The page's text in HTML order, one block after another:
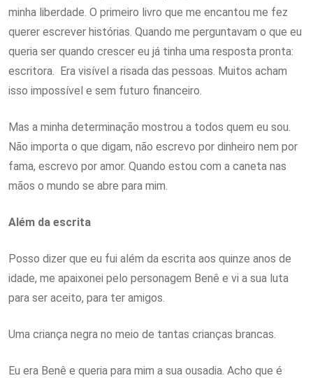
minha liberdade. O primeiro livro que me encantou me fez
querer escrever histórias. Quando me perguntavam o que eu
queria ser quando crescer eu já tinha uma resposta pronta:
escritora. Era visível a risada das pessoas. Muitos acham
isso impossível e sem futuro financeiro.
Mas a minha determinação mostrou a todos quem eu sou.
Não importa o que digam, não escrevo por dinheiro nem por
fama, escrevo por amor. Quando estou com a caneta nas
mãos o mundo se abre para mim.
Além da escrita
Posso dizer que eu fui além da escrita aos quinze anos de
idade, me apaixonei pelo personagem Benê e vi a sua luta
para ser aceito, para ter amigos.
Uma criança negra no meio de tantas crianças brancas.
Eu era Benê e queria para mim a sua ousadia. Acho que é